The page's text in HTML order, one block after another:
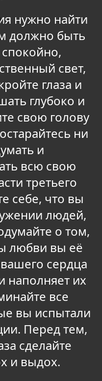
нужно найти
должно быть
свет,
глаза и
глубоко и
свою голову
ни
и
всю свою
третьего
себе, что вы
людей,
о том,
любви вы её
сердца
наполняет их
все
вы испытали
Перед тем,
сделайте
и выдох.